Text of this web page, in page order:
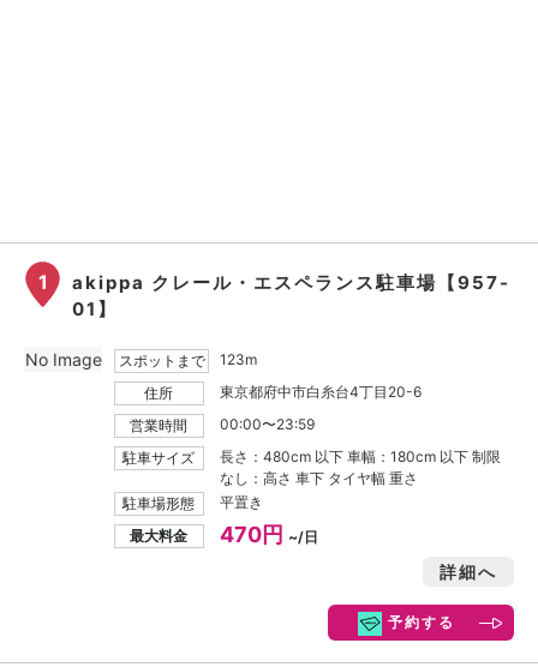
1
akippa クレール・エスペランス駐車場【957-
01】
スポットまで
123m
住所
東京都府中市白糸台4丁目20-6
営業時間
00:00〜23:59
駐車サイズ
長さ：480cm 以下 車幅：180cm 以下 制限
なし：高さ 車下 タイヤ幅 重さ
駐車場形態
平置き
最大料金
470円 ~/日
詳細へ
予約する
No Image